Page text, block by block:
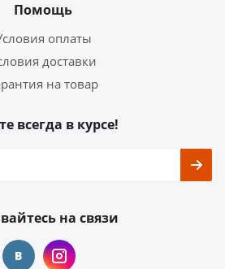
Помощь
оплаты
доставки
на товар
всегда в курсе!
на связи